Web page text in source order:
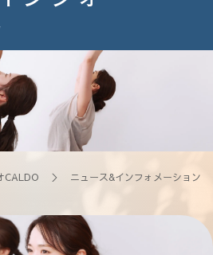
CALDO ＞ ニュース&インフォメーション